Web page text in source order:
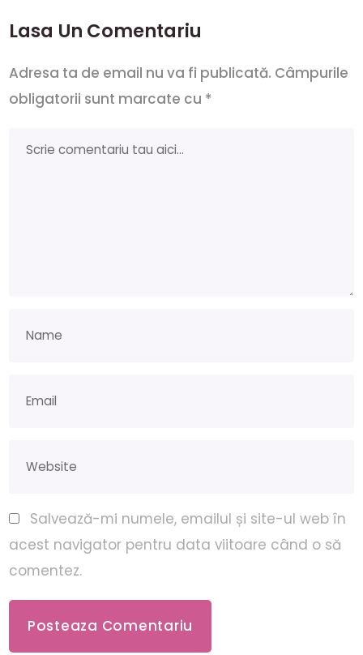
Lasa Un Comentariu
Adresa ta de email nu va fi publicată. Câmpurile
obligatorii sunt marcate cu *
Salvează-mi numele, emailul și site-ul web în
acest navigator pentru data viitoare când o să
comentez.